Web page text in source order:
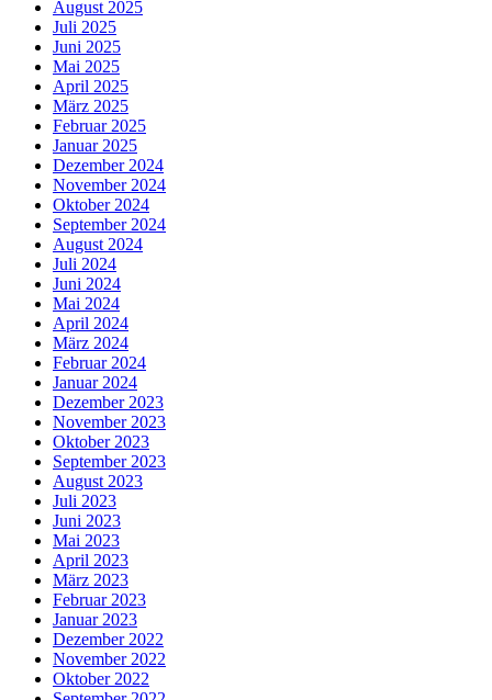
August 2025
Juli 2025
Juni 2025
Mai 2025
April 2025
März 2025
Februar 2025
Januar 2025
Dezember 2024
November 2024
Oktober 2024
September 2024
August 2024
Juli 2024
Juni 2024
Mai 2024
April 2024
März 2024
Februar 2024
Januar 2024
Dezember 2023
November 2023
Oktober 2023
September 2023
August 2023
Juli 2023
Juni 2023
Mai 2023
April 2023
März 2023
Februar 2023
Januar 2023
Dezember 2022
November 2022
Oktober 2022